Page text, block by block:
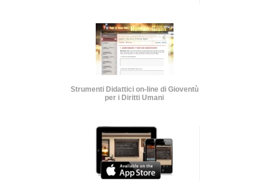
Strumenti Didattici on-line di Gioventù
per i Diritti Umani